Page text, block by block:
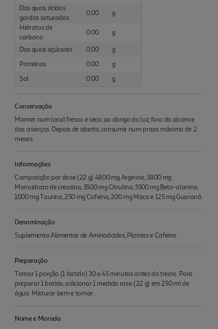
Dos quais ácidos
gordos saturados
0.00
g
Hidratos de
carbono
0.00 g
Dos quais açúcares 0.00
g
Proteínas
0.00
g
Sal
0.00 g
Conservação
Manter num local fresco e seco, ao abrigo da luz, fora do alcance
das crianças. Depois de aberto, consumir num prazo máximo de 2
meses.
Informações
Composição por dose (22 g) 4800 mg Arginina, 3800 mg
Monoidrato de creatina, 3500 mg Citrulina, 3500 mg Beta-alanina,
1000 mg Taurina, 250 mg Cafeína, 200 mg Maca e 125 mg Guaraná.
Denominação
Suplemento Alimentar de Aminoácidos, Plantas e Cafeina
Preparação
Tomar 1 porção (1 batido) 30 a 45 minutos antes do treino. Para
preparar 1 batido, adicionar 1 medida rasa (22 g) em 250 ml de
água. Misturar bem e tomar.
Nome e Morada